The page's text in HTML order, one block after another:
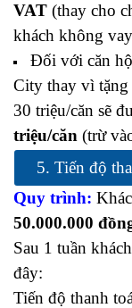
VAT (thay cho
khách không
Đối với căn
City thay vì
30 triệu/căn sẽ
triệu/căn (trừ
5. Tiến độ
Quy trình:
50.000.000
Sau 1 tuần
đây:
Tiến độ thanh